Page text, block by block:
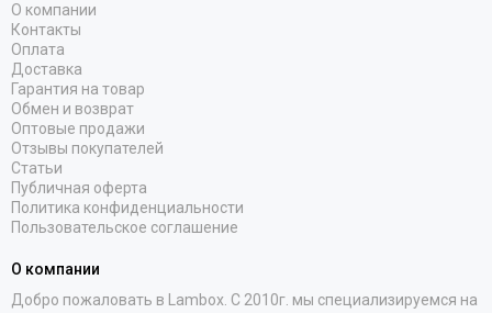
О компании
Контакты
Оплата
Доставка
Гарантия на товар
Обмен и возврат
Оптовые продажи
Отзывы покупателей
Статьи
Публичная оферта
Политика конфиденциальности
Пользовательское соглашение
О компании
Добро пожаловать в Lambox. С 2010г. мы специализируемся на